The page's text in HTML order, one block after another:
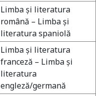
Limba şi literatura
română – Limba şi
literatura spaniolă
Limba şi literatura
franceză – Limba şi
literatura
engleză/germană